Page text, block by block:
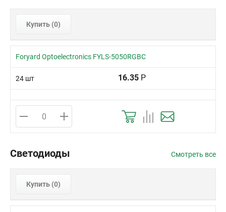
Купить (0)
Foryard Optoelectronics FYLS-5050RGBC
24 шт 16.35 Р
Светодиоды Смотреть все
Купить (0)